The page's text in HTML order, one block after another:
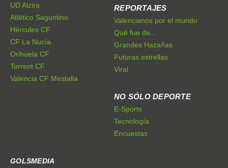
UD Alzira
Atlético Saguntino
Hércules CF
CF La Nucía
Orihuela CF
Torrent CF
Valencia CF Mestalla
REPORTAJES
Valencianos por el mundo
Qué fue de...
Grandes Hazañas
Futuras estrellas
Viral
NO SÓLO DEPORTE
E-Sports
Tecnología
Encuestas
GOLSMEDIA